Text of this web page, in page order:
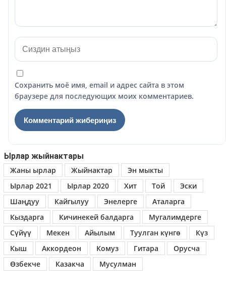
Сохранить моё имя, email и адрес сайта в этом
браузере для последующих моих комментариев.
Ырлар жыйнактары
Жаны ырлар
Жыйнактар
Эн мыкты
Ырлар 2021
Ырлар 2020 Хит Той
Эски
Шаңдуу
Кайгылуу Энелерге
Аталарга
Кыздарга
Кичинекей балдарга
Мугалимдерге
Сүйүү
Мекен Айылым Туулган күнгө
Күз
Кыш
Аккордеон Комуз Гитара
Орусча
Өзбекче
Казакча Мусулман